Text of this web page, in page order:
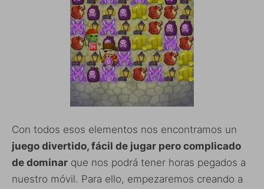
Con todos esos elementos nos encontramos un
juego divertido, fácil de jugar pero complicado
de dominar que nos podrá tener horas pegados a
nuestro móvil. Para ello, empezaremos creando a